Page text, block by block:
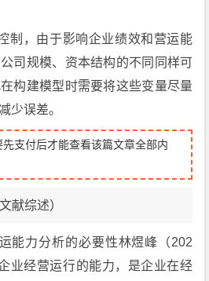
制，由于影响企业绩效和营运能
司规模、资本结构的不同同样可
构建模型时需要将这些变量尽量
少误差。
支付后才能查看该篇文章全部内
献综述）
能力分析的必要性林煜峰（202
业经营运行的能力，是企业在经